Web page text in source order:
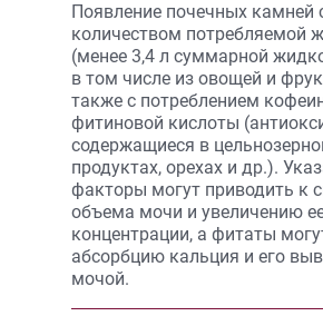
Появление почечных камней
количеством потребляемой
(менее 3,4 л суммарной
в том числе из овощей и
также с потреблением
фитиновой кислоты
содержащиеся в
продуктах, орехах и др.).
факторы могут приводить к
объема мочи и увеличению
концентрации, а фитаты
абсорбцию кальция и его
мочой.